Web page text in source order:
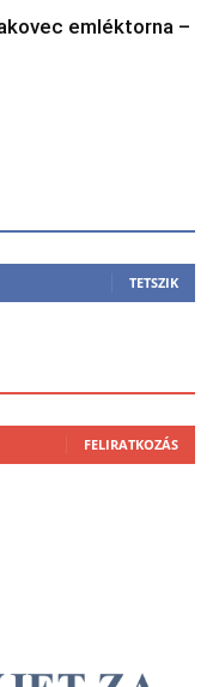
emléktorna –
TETSZIK
FELIRATKOZÁS